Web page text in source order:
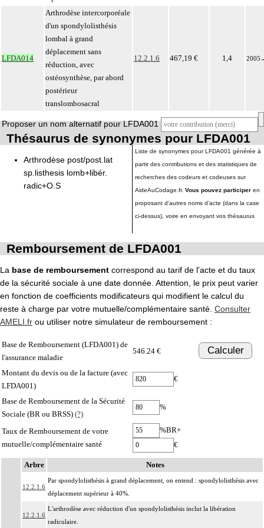
LFDA014
Arthrodèse intercorporéale
d'un spondylolisthésis
lombal à grand
déplacement sans
réduction, avec
ostéosynthèse, par abord
postérieur
translombosacral
12.2.1.6 467,19 € 1,4 2005
Proposer un nom alternatif pour LFDA001
Thésaurus de synonymes pour LFDA001
Arthrodèse post/post.lat
sp.listhesis lomb+libér.
radic+O.S
Liste de synonymes pour LFDA001 générée à
partir des contributions et des statistiques de
recherches des codeurs et codeuses sur
AideAuCodage.fr. Vous pouvez participer en
proposant d'autres noms d'acte (dans la case
ci-dessus), voire en envoyant vos thésaurus
Remboursement de LFDA001
La base de remboursement correspond au tarif de l'acte et du taux
de la sécurité sociale à une date donnée. Attention, le prix peut varier
en fonction de coefficients modificateurs qui modifient le calcul du
reste à charge par votre mutuelle/complémentaire santé. Consulter
AMELI.fr ou utiliser notre simulateur de remboursement :
Base de Remboursement (LFDA001) de
l'assurance maladie
546.24 € Calculer
Montant du devis ou de la facture (avec
LFDA001)
€
Base de Remboursement de la Sécurité
Sociale (BR ou BRSS) (?)
%
Taux de Remboursement de votre
mutuelle/complémentaire santé
%BR+
€
Arbre Notes
12.2.1.6
Par spondylolisthésis à grand déplacement, on entend : spondylolisthésis avec
déplacement supérieur à 40%.
12.2.1.6
L'arthrodèse avec réduction d'un spondylolisthésis inclut la libération
radiculaire.